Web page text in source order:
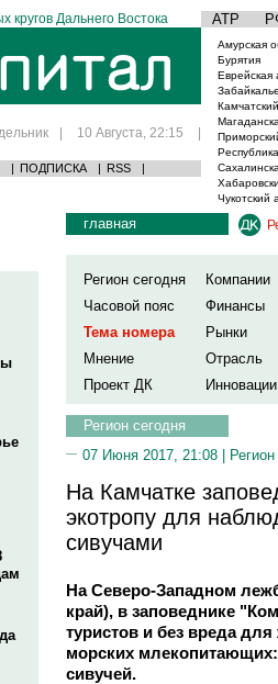
кругов Дальнего Востока АТР
| 10 Августа, 22:15 |
| ПОДПИСКА | RSS |
Амурская
Бурятия
Еврейская
Чукотский
главная
Регион сегодня
Компании
Часовой пояс
Финансы
Тема номера
Рынки
Мнение
Отрасль
Проект ДК
Инновации
Регион сегодня
07 Июня 2017, 21:08 |
На Камчатке
экотропу для
сивучами
На Северо-Западном
край), в заповеднике
туристов и без вреда
морских млекопитающих:
сивучей.